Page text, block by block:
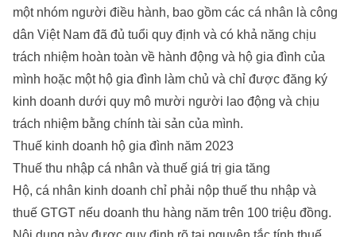
một nhóm người điều hành, bao gồm các cá nhân là công
dân Việt Nam đã đủ tuổi quy định và có khả năng chịu
trách nhiệm hoàn toàn về hành động và hộ gia đình của
mình hoặc một hộ gia đình làm chủ và chỉ được đăng ký
kinh doanh dưới quy mô mười người lao động và chịu
trách nhiệm bằng chính tài sản của mình.
Thuế kinh doanh hộ gia đình năm 2023
Thuế thu nhập cá nhân và thuế giá trị gia tăng
Hộ, cá nhân kinh doanh chỉ phải nộp thuế thu nhập và
thuế GTGT nếu doanh thu hàng năm trên 100 triệu đồng.